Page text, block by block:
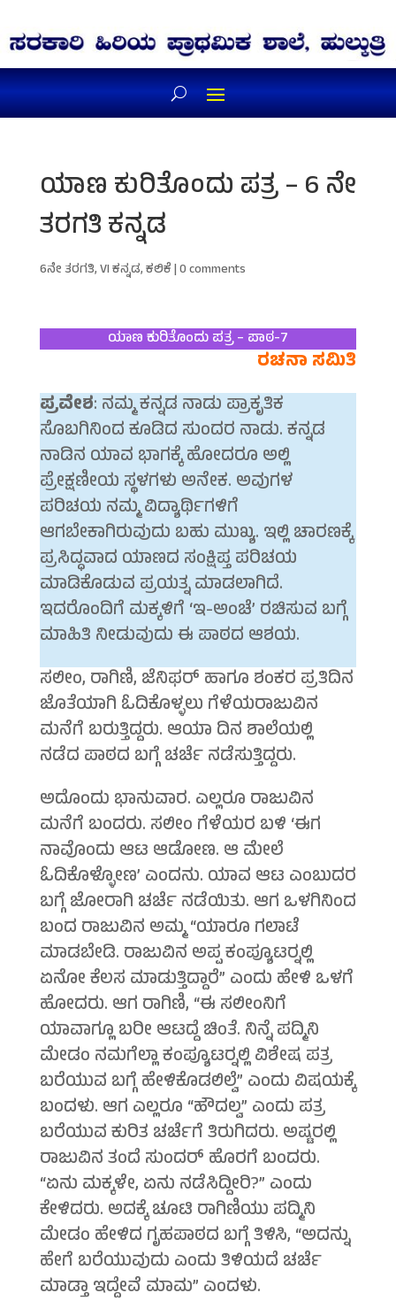
ಯಾಣ ಕುರಿತೊಂದು ಪತ್ರ – 6 ನೇ
ತರಗತಿ ಕನ್ನಡ
6ನೇ ತರಗತಿ,VI ಕನ್ನಡ,ಕಲಿಕೆ|0 comments
ಯಾಣ ಕುರಿತೊಂದು ಪತ್ರ – ಪಾಠ-7
ರಚನಾ ಸಮಿತಿ
ಪ್ರವೇಶ: ನಮ್ಮ ಕನ್ನಡ ನಾಡು ಪ್ರಾಕೃತಿಕ
ಸೊಬಗಿನಿಂದ ಕೂಡಿದ ಸುಂದರ ನಾಡು. ಕನ್ನಡ
ನಾಡಿನ ಯಾವ ಭಾಗಕ್ಕೆ ಹೋದರೂ ಅಲ್ಲಿ
ಪ್ರೇಕ್ಷಣೀಯ ಸ್ಥಳಗಳು ಅನೇಕ. ಅವುಗಳ
ಪರಿಚಯ ನಮ್ಮ ವಿದ್ಯಾರ್ಥಿಗಳಿಗೆ
ಆಗಬೇಕಾಗಿರುವುದು ಬಹು ಮುಖ್ಯ. ಇಲ್ಲಿ ಚಾರಣಕ್ಕೆ
ಪ್ರಸಿದ್ಧವಾದ ಯಾಣದ ಸಂಕ್ಷಿಪ್ತ ಪರಿಚಯ
ಮಾಡಿಕೊಡುವ ಪ್ರಯತ್ನ ಮಾಡಲಾಗಿದೆ.
ಇದರೊಂದಿಗೆ ಮಕ್ಕಳಿಗೆ ‘ಇ-ಅಂಚೆ’ ರಚಿಸುವ ಬಗ್ಗೆ
ಮಾಹಿತಿ ನೀಡುವುದು ಈ ಪಾಠದ ಆಶಯ.
ಸಲೀಂ, ರಾಗಿಣಿ, ಜೆನಿಫರ್ ಹಾಗೂ ಶಂಕರ ಪ್ರತಿದಿನ
ಜೊತೆಯಾಗಿ ಓದಿಕೊಳ್ಳಲು ಗೆಳೆಯರಾಜುವಿನ
ಮನೆಗೆ ಬರುತ್ತಿದ್ದರು. ಆಯಾ ದಿನ ಶಾಲೆಯಲ್ಲಿ
ನಡೆದ ಪಾಠದ ಬಗ್ಗೆ ಚರ್ಚೆ ನಡೆಸುತ್ತಿದ್ದರು.
ಅದೊಂದು ಭಾನುವಾರ. ಎಲ್ಲರೂ ರಾಜುವಿನ
ಮನೆಗೆ ಬಂದರು. ಸಲೀಂ ಗೆಳೆಯರ ಬಳಿ ‘ಈಗ
ನಾವೊಂದು ಆಟ ಆಡೋಣ. ಆ ಮೇಲೆ
ಓದಿಕೊಳ್ಳೋಣ’ ಎಂದನು. ಯಾವ ಆಟ ಎಂಬುದರ
ಬಗ್ಗೆ ಜೋರಾಗಿ ಚರ್ಚೆ ನಡೆಯಿತು. ಆಗ ಒಳಗಿನಿಂದ
ಬಂದ ರಾಜುವಿನ ಅಮ್ಮ “ಯಾರೂ ಗಲಾಟೆ
ಮಾಡಬೇಡಿ. ರಾಜುವಿನ ಅಪ್ಪ ಕಂಪ್ಯೂಟರ್‍ನಲ್ಲಿ
ಏನೋ ಕೆಲಸ ಮಾಡುತ್ತಿದ್ದಾರೆ” ಎಂದು ಹೇಳಿ ಒಳಗೆ
ಹೋದರು. ಆಗ ರಾಗಿಣಿ, “ಈ ಸಲೀಂನಿಗೆ
ಯಾವಾಗ್ಲೂ ಬರೀ ಆಟದ್ದೆ ಚಿಂತೆ. ನಿನ್ನೆ ಪದ್ಮಿನಿ
ಮೇಡಂ ನಮಗೆಲ್ಲಾ ಕಂಪ್ಯೂಟರ್‍ನಲ್ಲಿ ವಿಶೇಷ ಪತ್ರ
ಬರೆಯುವ ಬಗ್ಗೆ ಹೇಳಿಕೊಡಲಿಲ್ವೆ” ಎಂದು ವಿಷಯಕ್ಕೆ
ಬಂದಳು. ಆಗ ಎಲ್ಲರೂ “ಹೌದಲ್ವ” ಎಂದು ಪತ್ರ
ಬರೆಯುವ ಕುರಿತ ಚರ್ಚೆಗೆ ತಿರುಗಿದರು. ಅಷ್ಟರಲ್ಲಿ
ರಾಜುವಿನ ತಂದೆ ಸುಂದರ್ ಹೊರಗೆ ಬಂದರು.
“ಏನು ಮಕ್ಕಳೇ, ಏನು ನಡೆಸಿದ್ದೀರಿ?” ಎಂದು
ಕೇಳಿದರು. ಅದಕ್ಕೆ ಚೂಟಿ ರಾಗಿಣಿಯು ಪದ್ಮಿನಿ
ಮೇಡಂ ಹೇಳಿದ ಗೃಹಪಾಠದ ಬಗ್ಗೆ ತಿಳಿಸಿ, “ಅದನ್ನು
ಹೇಗೆ ಬರೆಯುವುದು ಎಂದು ತಿಳಿಯದೆ ಚರ್ಚೆ
ಮಾಡ್ತಾ ಇದ್ದೇವೆ ಮಾಮ” ಎಂದಳು.